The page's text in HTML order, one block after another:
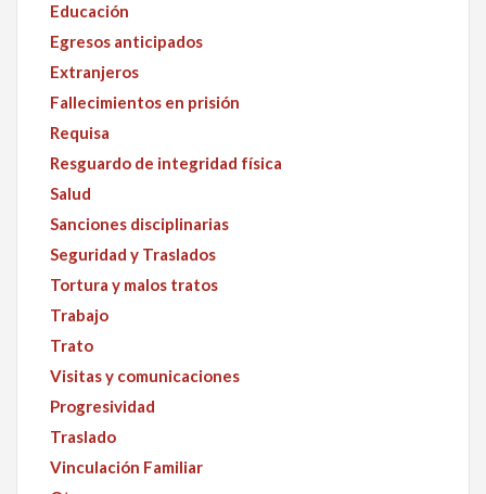
Educación
Egresos anticipados
Extranjeros
Fallecimientos en prisión
Requisa
Resguardo de integridad física
Salud
Sanciones disciplinarias
Seguridad y Traslados
Tortura y malos tratos
Trabajo
Trato
Visitas y comunicaciones
Progresividad
Traslado
Vinculación Familiar